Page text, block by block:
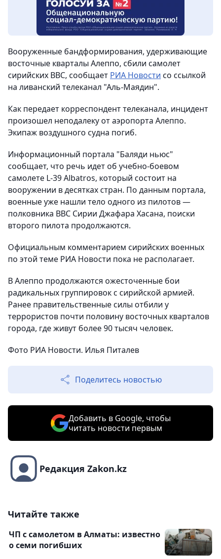
Вооруженные бандформирования, удерживающие
восточные кварталы Алеппо, сбили самолет
сирийских ВВС, сообщает РИА Новости со ссылкой
на ливанский телеканал "Аль-Маядин".
Как передает корреспондент телеканала, инцидент
произошел неподалеку от аэропорта Алеппо.
Экипаж воздушного судна погиб.
Информационный портала "Баляди ньюс"
сообщает, что речь идет об учебно-боевом
самолете L-39 Albatros, который состоит на
вооружении в десятках стран. По данным портала,
военные уже нашли тело одного из пилотов —
полковника ВВС Сирии Джафара Хасана, поиски
второго пилота продолжаются.
Официальным комментарием сирийских военных
по этой теме РИА Новости пока не располагает.
В Алеппо продолжаются ожесточенные бои
радикальных группировок с сирийской армией.
Ранее правительственные силы отбили у
террористов почти половину восточных кварталов
города, где живут более 90 тысяч человек.
Фото РИА Новости. Илья Питалев
Поделитесь новостью
Добавить в Google, чтобы
читать новости первым
Редакция Zakon.kz
Читайте также
ЧП с самолетом в Алматы: известно
о семи погибших